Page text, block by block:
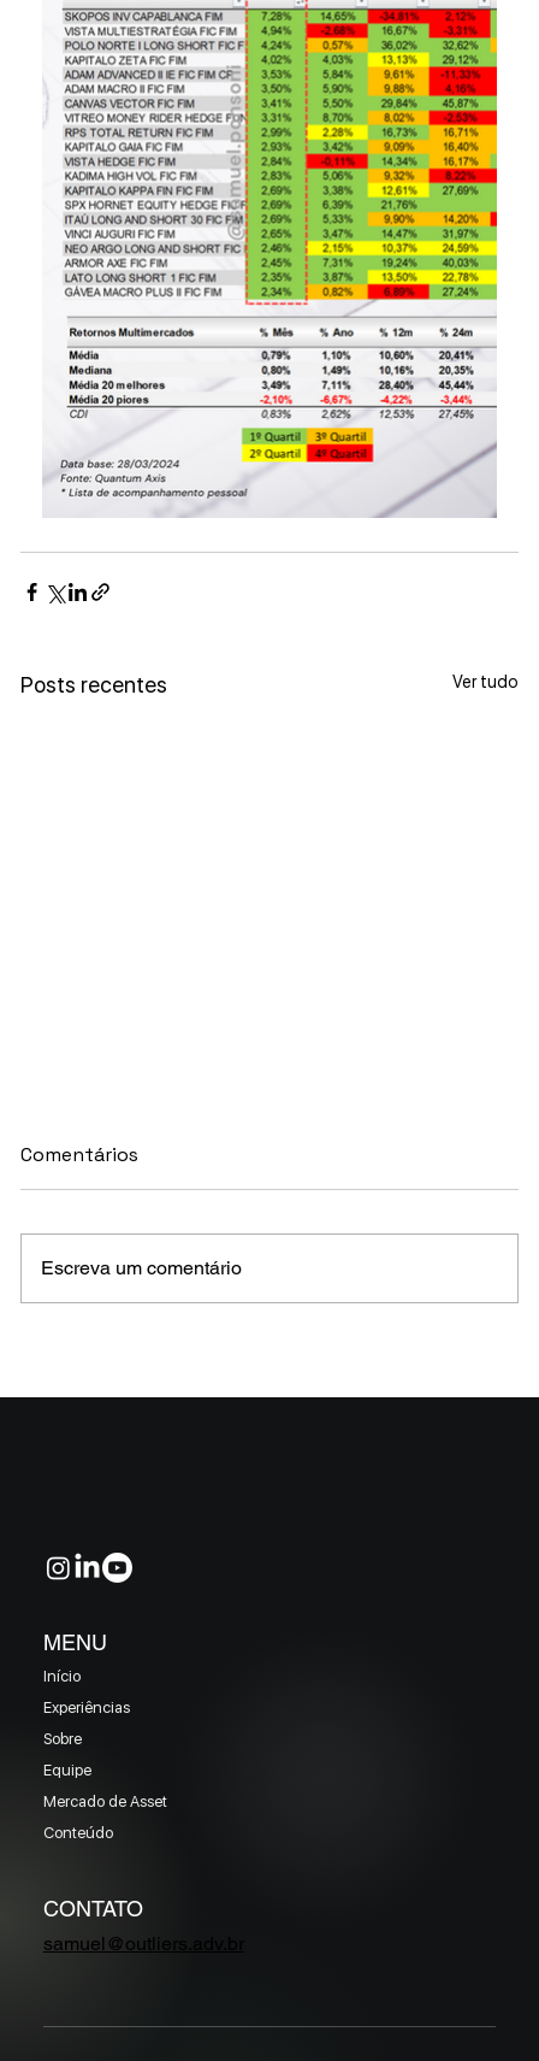
Posts recentes Ver tudo
Comentários
Escreva um comentário
Início
Experiências
Sobre
Equipe
Mercado de Asset
Conteúdo
MENU
samuel@outliers.adv.br
CONTATO